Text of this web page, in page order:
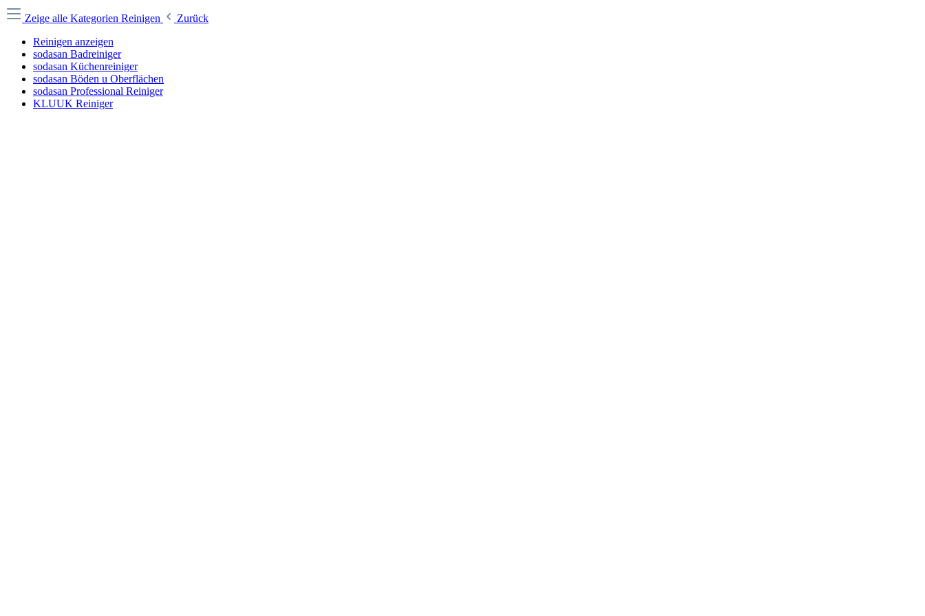
Zeige alle Kategorien Reinigen
Zurück
Reinigen anzeigen
sodasan Badreiniger
sodasan Küchenreiniger
sodasan Böden u Oberflächen
sodasan Professional Reiniger
KLUUK Reiniger